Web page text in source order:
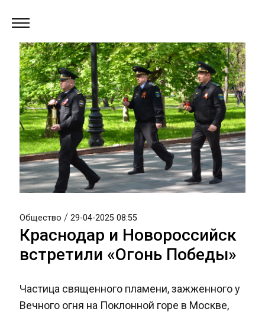
Общество / 29-04-2025 08:55
Краснодар и Новороссийск
встретили «Огонь Победы»
Частица священного пламени, зажженного у
Вечного огня на Поклонной горе в Москве,